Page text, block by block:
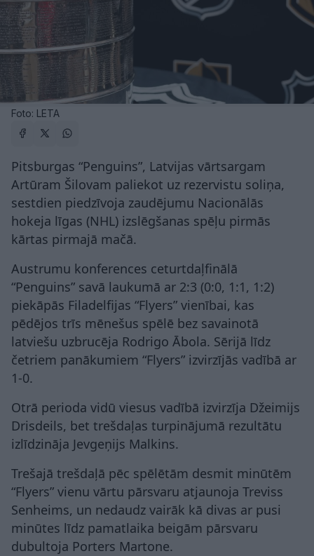
Foto: LETA
Pitsburgas “Penguins”, Latvijas vārtsargam
Artūram Šilovam paliekot uz rezervistu soliņa,
sestdien piedzīvoja zaudējumu Nacionālās
hokeja līgas (NHL) izslēgšanas spēļu pirmās
kārtas pirmajā mačā.
Austrumu konferences ceturtdaļfinālā
“Penguins” savā laukumā ar 2:3 (0:0, 1:1, 1:2)
piekāpās Filadelfijas “Flyers” vienībai, kas
pēdējos trīs mēnešus spēlē bez savainotā
latviešu uzbrucēja Rodrigo Ābola. Sērijā līdz
četriem panākumiem “Flyers” izvirzījās vadībā ar
1-0.
Otrā perioda vidū viesus vadībā izvirzīja Džeimijs
Drisdeils, bet trešdaļas turpinājumā rezultātu
izlīdzināja Jevgeņijs Malkins.
Trešajā trešdaļā pēc spēlētām desmit minūtēm
“Flyers” vienu vārtu pārsvaru atjaunoja Treviss
Senheims, un nedaudz vairāk kā divas ar pusi
minūtes līdz pamatlaika beigām pārsvaru
dubultoja Porters Martone.